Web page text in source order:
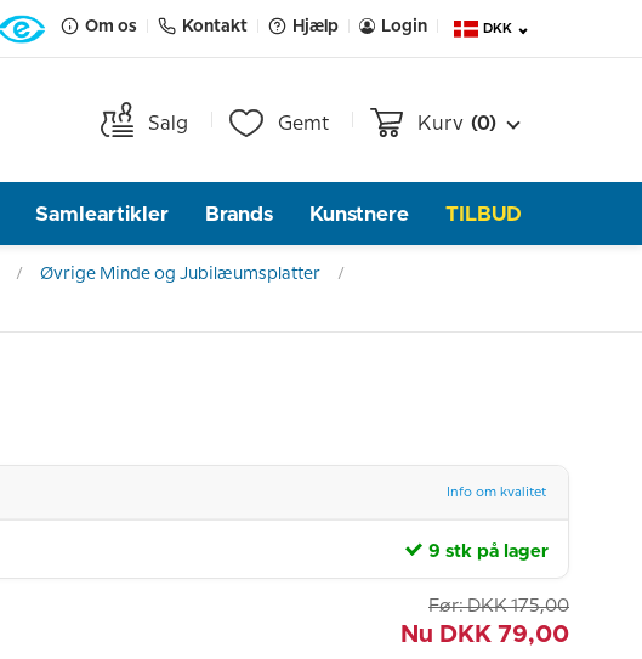
Om os Kontakt Hjælp Login DKK
Salg Gemt Kurv (0)
Samleartikler Brands Kunstnere TILBUD
Øvrige Minde og Jubilæumsplatter
Info om kvalitet
9 stk på lager
Før: DKK 175,00
Nu DKK 79,00